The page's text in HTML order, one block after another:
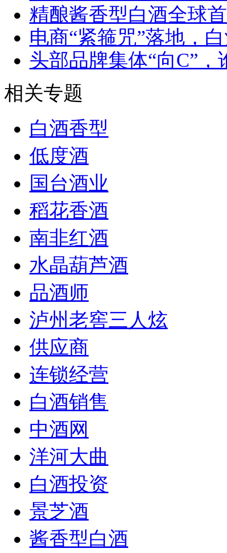
精酿酱香型白酒全球
电商“紧箍咒”落地，
头部品牌集体“向C”，
相关专题
白酒香型
低度酒
国台酒业
稻花香酒
南非红酒
水晶葫芦酒
品酒师
泸州老窖三人炫
供应商
连锁经营
白酒销售
中酒网
洋河大曲
白酒投资
景芝酒
酱香型白酒